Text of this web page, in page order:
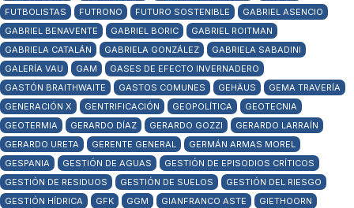
FUTBOLISTAS
FUTRONO FUTURO SOSTENIBLE
GABRIEL ASENCIO
GABRIEL BENAVENTE
GABRIEL BORIC
GABRIEL ROITMAN
GABRIELA CATALÁN
GABRIELA GONZÁLEZ
GABRIELA SABADINI
GALERÍA VAU
GAM
GASES DE EFECTO INVERNADERO
GASTÓN BRAITHWAITE
GASTOS COMUNES GEHÄUS
GEMA TRAVERÍA
GENERACIÓN X
GENTRIFICACIÓN GEOPOLÍTICA
GEOTECNIA
GEOTERMIA
GERARDO DÍAZ GERARDO GOZZI
GERARDO LARRAÍN
GERARDO URETA
GERENTE GENERAL
GERMÁN ARMAS MOREL
GESPANIA
GESTIÓN DE AGUAS
GESTIÓN DE EPISODIOS CRÍTICOS
GESTIÓN DE RESIDUOS
GESTIÓN DE SUELOS
GESTIÓN DEL RIESGO
GESTIÓN HÍDRICA
GFK GGM GIANFRANCO ASTE
GIETHOORN